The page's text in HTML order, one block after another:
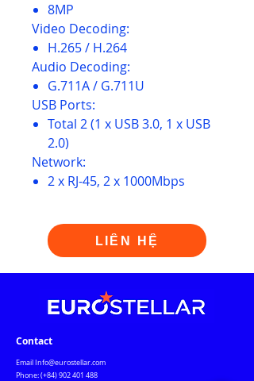
8MP
Video Decoding:
H.265 / H.264
Audio Decoding:
G.711A / G.711U
USB Ports:
Total 2 (1 x USB 3.0, 1 x USB
2.0)
Network:
2 x RJ-45, 2 x 1000Mbps
LIÊN HỆ
Contact
EmailInfo@eurostellar.com
Phone: (+84)902 401 488